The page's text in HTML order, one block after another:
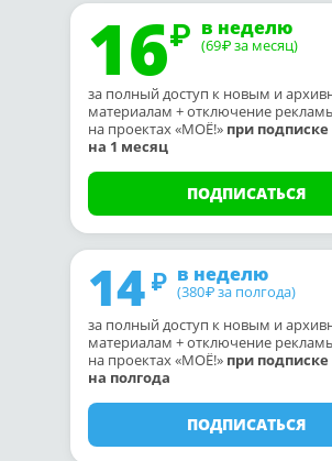
16 в неделю
(69₽ за месяц)
за полный доступ к новым и
материалам + отключение
на проектах «МОЁ!» при подписке
на 1 месяц
ПОДПИСАТЬСЯ
14 в неделю
(380₽ за полгода)
за полный доступ к новым и
материалам + отключение
на проектах «МОЁ!» при подписке
на полгода
ПОДПИСАТЬСЯ